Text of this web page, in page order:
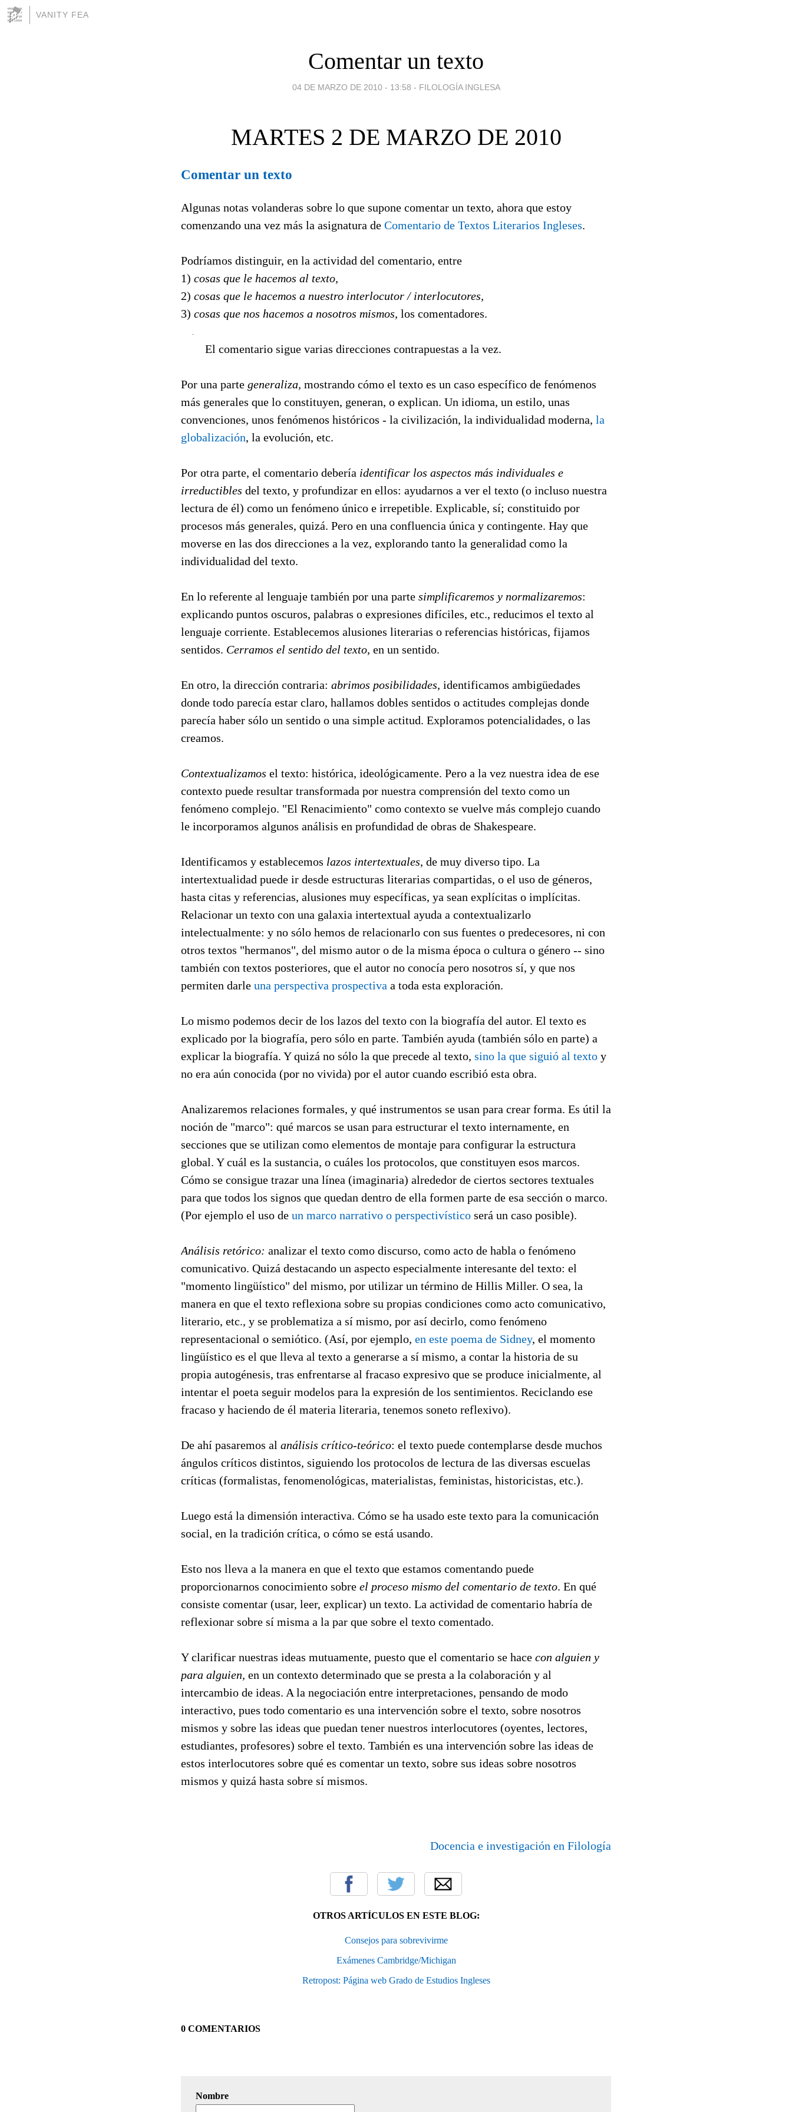
VANITY FEA
Comentar un texto
04 DE MARZO DE 2010 - 13:58 - FILOLOGÍA INGLESA
MARTES 2 DE MARZO DE 2010
Comentar un texto
Algunas notas volanderas sobre lo que supone comentar un texto, ahora que estoy
comenzando una vez más la asignatura de Comentario de Textos Literarios Ingleses.
Podríamos distinguir, en la actividad del comentario, entre
1) cosas que le hacemos al texto,
2) cosas que le hacemos a nuestro interlocutor / interlocutores,
3) cosas que nos hacemos a nosotros mismos, los comentadores.
El comentario sigue varias direcciones contrapuestas a la vez.
Por una parte generaliza, mostrando cómo el texto es un caso específico de fenómenos
más generales que lo constituyen, generan, o explican. Un idioma, un estilo, unas
convenciones, unos fenómenos históricos - la civilización, la individualidad moderna, la
globalización, la evolución, etc.
Por otra parte, el comentario debería identificar los aspectos más individuales e
irreductibles del texto, y profundizar en ellos: ayudarnos a ver el texto (o incluso nuestra
lectura de él) como un fenómeno único e irrepetible. Explicable, sí; constituido por
procesos más generales, quizá. Pero en una confluencia única y contingente. Hay que
moverse en las dos direcciones a la vez, explorando tanto la generalidad como la
individualidad del texto.
En lo referente al lenguaje también por una parte simplificaremos y normalizaremos:
explicando puntos oscuros, palabras o expresiones difíciles, etc., reducimos el texto al
lenguaje corriente. Establecemos alusiones literarias o referencias históricas, fijamos
sentidos. Cerramos el sentido del texto, en un sentido.
En otro, la dirección contraria: abrimos posibilidades, identificamos ambigüedades
donde todo parecía estar claro, hallamos dobles sentidos o actitudes complejas donde
parecía haber sólo un sentido o una simple actitud. Exploramos potencialidades, o las
creamos.
Contextualizamos el texto: histórica, ideológicamente. Pero a la vez nuestra idea de ese
contexto puede resultar transformada por nuestra comprensión del texto como un
fenómeno complejo. "El Renacimiento" como contexto se vuelve más complejo cuando
le incorporamos algunos análisis en profundidad de obras de Shakespeare.
Identificamos y establecemos lazos intertextuales, de muy diverso tipo. La
intertextualidad puede ir desde estructuras literarias compartidas, o el uso de géneros,
hasta citas y referencias, alusiones muy específicas, ya sean explícitas o implícitas.
Relacionar un texto con una galaxia intertextual ayuda a contextualizarlo
intelectualmente: y no sólo hemos de relacionarlo con sus fuentes o predecesores, ni con
otros textos "hermanos", del mismo autor o de la misma época o cultura o género -- sino
también con textos posteriores, que el autor no conocía pero nosotros sí, y que nos
permiten darle una perspectiva prospectiva a toda esta exploración.
Lo mismo podemos decir de los lazos del texto con la biografía del autor. El texto es
explicado por la biografía, pero sólo en parte. También ayuda (también sólo en parte) a
explicar la biografía. Y quizá no sólo la que precede al texto, sino la que siguió al texto y
no era aún conocida (por no vivida) por el autor cuando escribió esta obra.
Analizaremos relaciones formales, y qué instrumentos se usan para crear forma. Es útil la
noción de "marco": qué marcos se usan para estructurar el texto internamente, en
secciones que se utilizan como elementos de montaje para configurar la estructura
global. Y cuál es la sustancia, o cuáles los protocolos, que constituyen esos marcos.
Cómo se consigue trazar una línea (imaginaria) alrededor de ciertos sectores textuales
para que todos los signos que quedan dentro de ella formen parte de esa sección o marco.
(Por ejemplo el uso de un marco narrativo o perspectivístico será un caso posible).
Análisis retórico: analizar el texto como discurso, como acto de habla o fenómeno
comunicativo. Quizá destacando un aspecto especialmente interesante del texto: el
"momento lingüístico" del mismo, por utilizar un término de Hillis Miller. O sea, la
manera en que el texto reflexiona sobre su propias condiciones como acto comunicativo,
literario, etc., y se problematiza a sí mismo, por así decirlo, como fenómeno
representacional o semiótico. (Así, por ejemplo, en este poema de Sidney, el momento
lingüístico es el que lleva al texto a generarse a sí mismo, a contar la historia de su
propia autogénesis, tras enfrentarse al fracaso expresivo que se produce inicialmente, al
intentar el poeta seguir modelos para la expresión de los sentimientos. Reciclando ese
fracaso y haciendo de él materia literaria, tenemos soneto reflexivo).
De ahí pasaremos al análisis crítico-teórico: el texto puede contemplarse desde muchos
ángulos críticos distintos, siguiendo los protocolos de lectura de las diversas escuelas
críticas (formalistas, fenomenológicas, materialistas, feministas, historicistas, etc.).
Luego está la dimensión interactiva. Cómo se ha usado este texto para la comunicación
social, en la tradición crítica, o cómo se está usando.
Esto nos lleva a la manera en que el texto que estamos comentando puede
proporcionarnos conocimiento sobre el proceso mismo del comentario de texto. En qué
consiste comentar (usar, leer, explicar) un texto. La actividad de comentario habría de
reflexionar sobre sí misma a la par que sobre el texto comentado.
Y clarificar nuestras ideas mutuamente, puesto que el comentario se hace con alguien y
para alguien, en un contexto determinado que se presta a la colaboración y al
intercambio de ideas. A la negociación entre interpretaciones, pensando de modo
interactivo, pues todo comentario es una intervención sobre el texto, sobre nosotros
mismos y sobre las ideas que puedan tener nuestros interlocutores (oyentes, lectores,
estudiantes, profesores) sobre el texto. También es una intervención sobre las ideas de
estos interlocutores sobre qué es comentar un texto, sobre sus ideas sobre nosotros
mismos y quizá hasta sobre sí mismos.
Docencia e investigación en Filología
OTROS ARTÍCULOS EN ESTE BLOG:
Consejos para sobrevivirme
Exámenes Cambridge/Michigan
Retropost: Página web Grado de Estudios Ingleses
0 COMENTARIOS
Nombre